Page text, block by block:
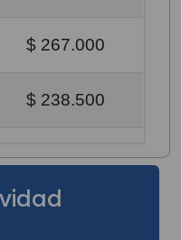
$ 267.000
$ 238.500